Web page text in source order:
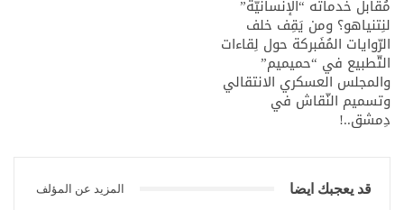
السعودية في العدوان.
وسَخِر من اعتراف السعودية بأنها الدولة الوحيدة التي تستهدف
بهذا الكم من الصواريخ والمسيرات، قائلاً: “جاءوا الى اليمن
بذريعة حماية حكومة هادي واليوم لا يملكون سوى التباكي”.
المصدر: العالم
مُقابل خدماته “الإنسانيّة”
لنِتنياهو؟ ومن يَقِف خلف
الرّوايات المُفَبركة حول لِقاءات
التّطبيع في “حميميم”
والمجلس العسكري الانتقالي
وتسميم النّقاش في
دِمشق..!
قد يعجبك ايضا المزيد عن المؤلف